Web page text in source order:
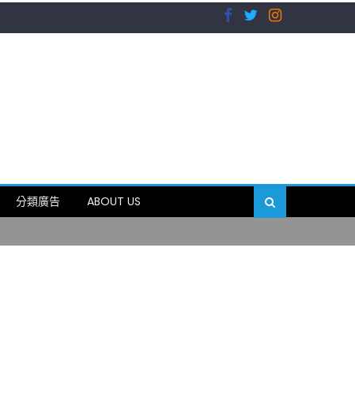
分類廣告
ABOUT US